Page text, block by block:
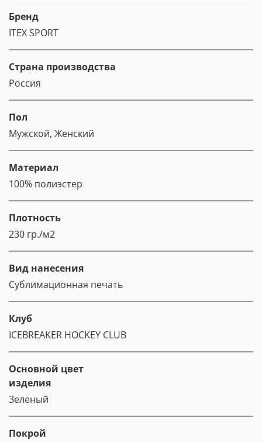
Бренд
ITEX SPORT
Страна производства
Россия
Пол
Мужской, Женский
Материал
100% полиэстер
Плотность
230 гр./м2
Вид нанесения
Сублимационная печать
Клуб
ICEBREAKER HOCKEY CLUB
Основной цвет
изделия
Зеленый
Покрой